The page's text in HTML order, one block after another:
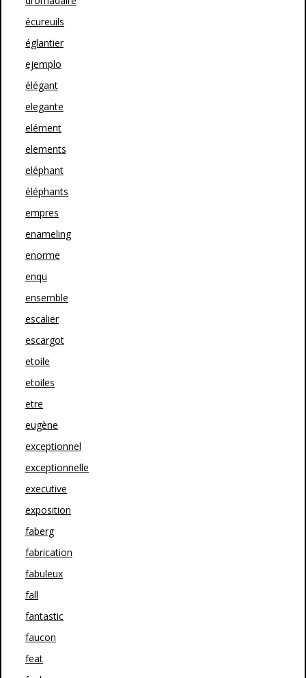
écureuils
églantier
ejemplo
élégant
elegante
elément
elements
eléphant
éléphants
empres
enameling
enorme
enqu
ensemble
escalier
escargot
etoile
etoiles
etre
eugène
exceptionnel
exceptionnelle
executive
exposition
faberg
fabrication
fabuleux
fall
fantastic
faucon
feat